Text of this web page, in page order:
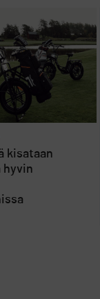
kisataan
hyvin